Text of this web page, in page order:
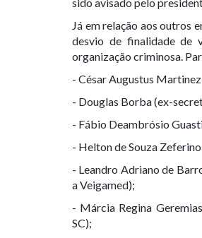
sido avisado pelo
Já em relação aos outros
desvio de finalidade de
organização criminosa.
- César Augustus
- Douglas Borba (ex-
- Fábio Deambrósio
- Helton de Souza
- Leandro Adriano de
a Veigamed);
- Márcia Regina
SC);